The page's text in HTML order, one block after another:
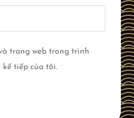
trang web trong trình
tiếp của tôi.